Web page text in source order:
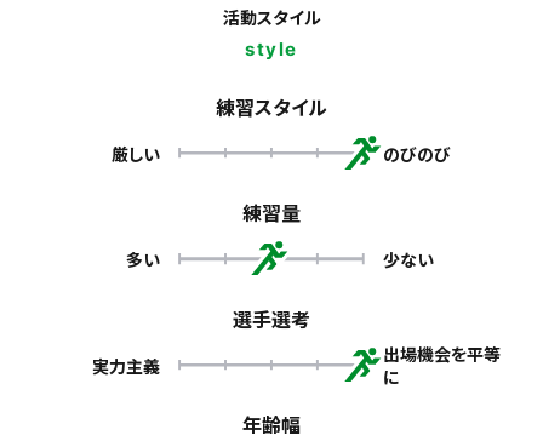
活動スタイル
style
練習スタイル
厳しい のびのび
練習量
多い 少ない
選手選考
実力主義
出場機会を平等
に
年齢幅